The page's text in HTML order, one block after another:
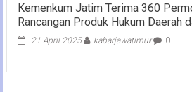
Kemenkum Jatim Terima 360
Rancangan Produk Hukum Daerah
21 April 2025 kabarjawatimur 0